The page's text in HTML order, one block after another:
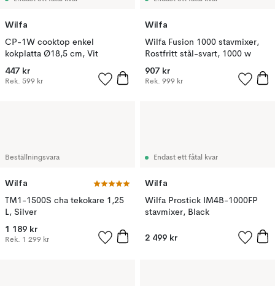
Wilfa
CP-1W cooktop enkel
kokplatta Ø18,5 cm, Vit
447 kr
Rek. 599 kr
Wilfa
Wilfa Fusion 1000 stavmixer,
Rostfritt stål-svart, 1000 w
907 kr
Rek. 999 kr
Beställningsvara
Wilfa
TM1-1500S cha tekokare 1,25
L, Silver
1 189 kr
Rek. 1 299 kr
Endast ett fåtal kvar
Wilfa
Wilfa Prostick IM4B-1000FP
stavmixer, Black
2 499 kr